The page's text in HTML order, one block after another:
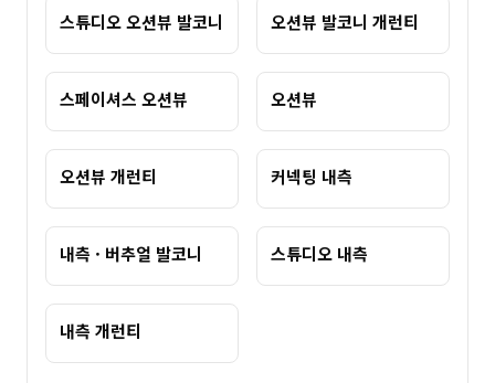
스튜디오 오션뷰 발코니 오션뷰 발코니 개런티
스페이셔스 오션뷰 오션뷰
오션뷰 개런티 커넥팅 내측
내측 · 버추얼 발코니 스튜디오 내측
내측 개런티